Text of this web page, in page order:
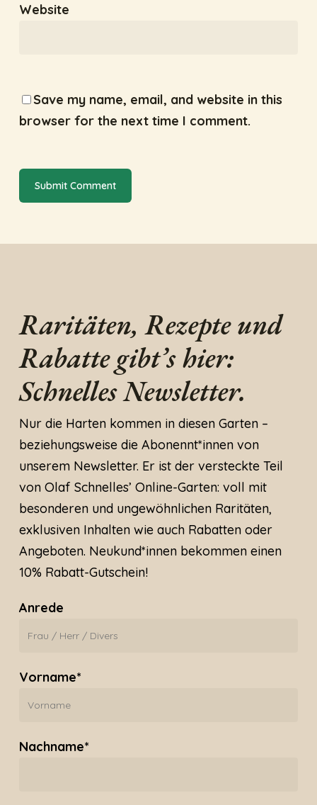
Website
Save my name, email, and website in this
browser for the next time I comment.
Raritäten, Rezepte und
Rabatte gibt’s hier:
Schnelles Newsletter.
Nur die Harten kommen in diesen Garten –
beziehungsweise die Abonennt*innen von
unserem Newsletter. Er ist der versteckte Teil
von Olaf Schnelles’ Online-Garten: voll mit
besonderen und ungewöhnlichen Raritäten,
exklusiven Inhalten wie auch Rabatten oder
Angeboten. Neukund*innen bekommen einen
10% Rabatt-Gutschein!
Anrede
Vorname*
Nachname*